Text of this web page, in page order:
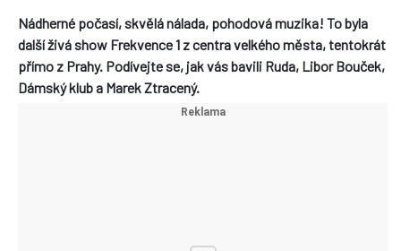
Nádherné počasí, skvělá nálada, pohodová muzika! To byla
další živá show Frekvence 1 z centra velkého města, tentokrát
přímo z Prahy. Podívejte se, jak vás bavili Ruda, Libor Bouček,
Dámský klub a Marek Ztracený.